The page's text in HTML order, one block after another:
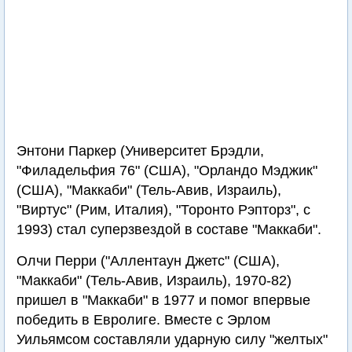
Энтони Паркер (Университет Брэдли,
"Филадельфия 76" (США), "Орландо Мэджик"
(США), "Маккаби" (Тель-Авив, Израиль),
"Виртус" (Рим, Италия), "Торонто Рэпторз", с
1993) стал суперзвездой в составе "Маккаби".
Олчи Перри ("Аллентаун Джетс" (США),
"Маккаби" (Тель-Авив, Израиль), 1970-82)
пришел в "Маккаби" в 1977 и помог впервые
победить в Евролиге. Вместе с Эрлом
Уильямсом составляли ударную силу "желтых"